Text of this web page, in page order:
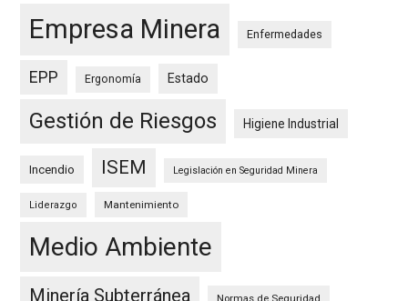
Empresa Minera Enfermedades
EPP Ergonomía Estado
Gestión de Riesgos Higiene Industrial
Incendio ISEM Legislación en Seguridad Minera
Liderazgo Mantenimiento
Medio Ambiente
Minería Subterránea Normas de Seguridad